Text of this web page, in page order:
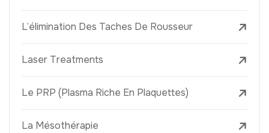
L’élimination Des Taches De Rousseur
Laser Treatments
Le PRP (Plasma Riche En Plaquettes)
La Mésothérapie